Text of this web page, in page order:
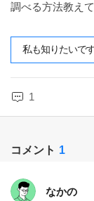
調べる方法教え
私も知りたいで
1
コメント 1
なかの